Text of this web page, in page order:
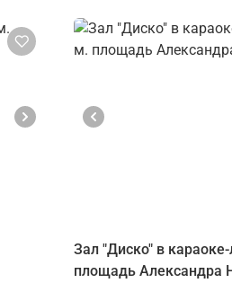
Зал "Диско" в
площадь Александра